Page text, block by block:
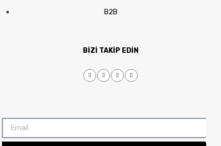
B2B
BİZİ TAKİP EDİN